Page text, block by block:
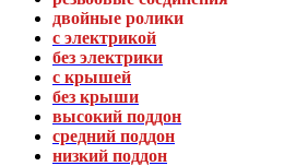
двойные ролики
с электрикой
без электрики
с крышей
без крыши
высокий поддон
средний поддон
низкий поддон